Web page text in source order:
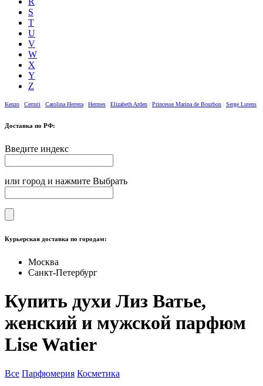
S
T
U
V
W
X
Y
Z
Kenzo Cerruti Carolina Herrera Hermes Elizabeth Arden Princesse Marina de Bourbon Serge Lutens
Доставка по РФ:
Введите индекс
или город и нажмите Выбрать
Курьерская доставка по городам:
Москва
Санкт-Петербург
Купить духи Лиз Ватье,
женский и мужской парфюм
Lise Watier
Все Парфюмерия Косметика